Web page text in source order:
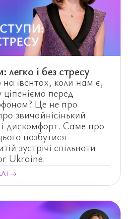
легко і без стресу
івентах, коли нам є,
перед
Це не про
звичайнісінький
дискомфорт. Саме про
позбутися —
зустрічі спільноти
Ukraine.
→